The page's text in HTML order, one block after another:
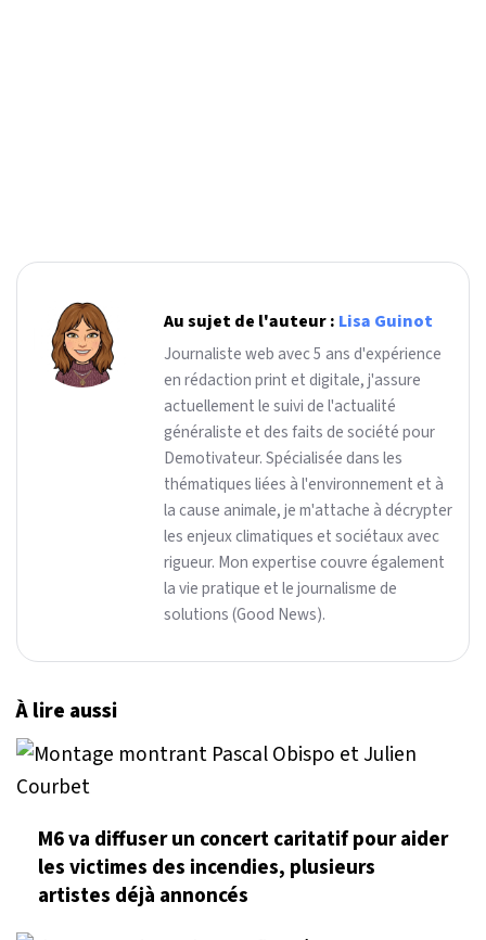
Au sujet de l'auteur : Lisa Guinot
Journaliste web avec 5 ans d'expérience
en rédaction print et digitale, j'assure
actuellement le suivi de l'actualité
généraliste et des faits de société pour
Demotivateur. Spécialisée dans les
thématiques liées à l'environnement et à
la cause animale, je m'attache à décrypter
les enjeux climatiques et sociétaux avec
rigueur. Mon expertise couvre également
la vie pratique et le journalisme de
solutions (Good News).
À lire aussi
M6 va diffuser un concert caritatif pour aider
les victimes des incendies, plusieurs
artistes déjà annoncés